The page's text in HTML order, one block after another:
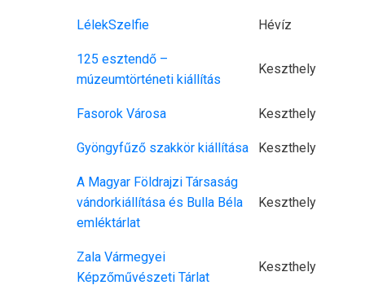
LélekSzelfie Hévíz
125 esztendő –
múzeumtörténeti kiállítás
Keszthely
Fasorok Városa Keszthely
Gyöngyfűző szakkör kiállítása Keszthely
A Magyar Földrajzi Társaság
vándorkiállítása és Bulla Béla
emléktárlat
Keszthely
Zala Vármegyei
Képzőművészeti Tárlat
Keszthely